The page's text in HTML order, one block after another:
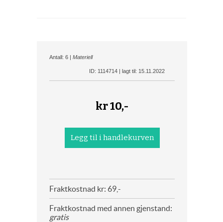
Antall: 6 | Materiell
ID: 1114714 | lagt til: 15.11.2022
kr10,-
Fraktkostnad kr: 69,-
Fraktkostnad med annen gjenstand:
gratis